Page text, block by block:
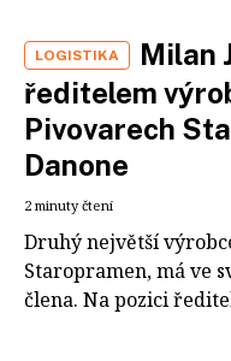
LOGISTIKA
Milan
ředitelem
Pivovarech
Danone
2 minuty čtení
Druhý největší
Staropramen, má ve
člena. Na pozici